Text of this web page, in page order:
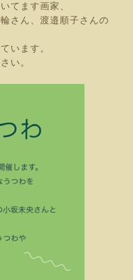
てます画家、
さん、渡邉順子さんの
います。
い。